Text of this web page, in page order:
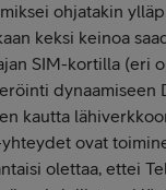
ohjatakin
keksi keinoa
SIM-kortilla (eri
dynaamiseen
kautta
ovat
olettaa, ettei